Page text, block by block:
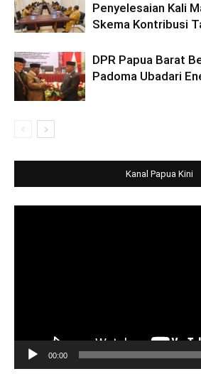
Penyelesaian Kali
Skema Kontribusi
DPR Papua Barat
Padoma Ubadari
Kanal Papua Kini
00:00